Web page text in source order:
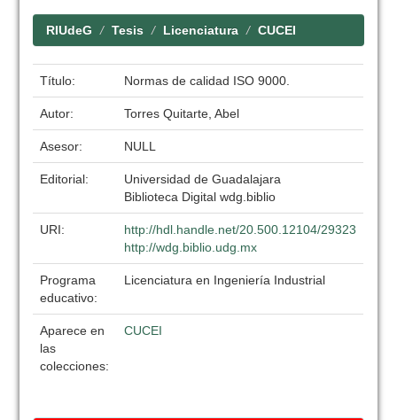
RIUdeG Tesis Licenciatura CUCEI
Título: Normas de calidad ISO 9000.
Autor: Torres Quitarte, Abel
Asesor: NULL
Editorial:
Universidad de Guadalajara
Biblioteca Digital wdg.biblio
URI:
http://hdl.handle.net/20.500.12104/29323
http://wdg.biblio.udg.mx
Programa
educativo:
Licenciatura en Ingeniería Industrial
Aparece en
las
colecciones:
CUCEI